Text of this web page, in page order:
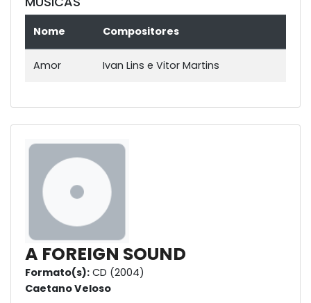
Nome Compositores
Amor Ivan Lins e Vitor Martins
A FOREIGN SOUND
Formato(s): CD (2004)
Caetano Veloso